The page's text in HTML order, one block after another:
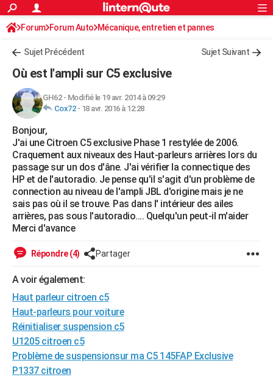
ACTUALITÉS
Politique
Société
Faits Divers
Education
Monde
Villes
+
FINANCE
Retraite
Impôts
Epargne
Immobilier
Risques naturels par ville
Banque
Assurance
Crédit
AUTO
Essais
Réserver un essai
Citadines
Berlines
SUV
Forum auto
+HIGH-TECH
Mobiles
Meilleur smartphone
Internet
Ordinateurs
Jeux vidéo
Guide high-tech
+BRICOLAGE
Forum
Aménagement intérieur
Extérieur
Cuisine
Salle de bains
Jardinage
Rangement
WEEK-END
Guides de France
Escapades
Patrimoine
Expositions
Musées
Week-end nature
LIFESTYLE
Alimentation
Guide de la santé
Maladies
Médicaments
Sommeil
Destinations
City break
Voyage nature
Voyage de noces
Forum
Climat
+
GUIDES D'ACHAT
BONS PLANS
CARTE DE VOEUX
Rechercher
S'inscrire
Connexion
Forum Forum Auto Mécanique, entretien et pannes
Autoradio / Système embarqué, CB
Sujet Précédent Sujet Suivant
Où est l'ampli sur C5 exclusive
GH62- Modifié le 19 avr. 2014 à 09:29
Cox72- 18 avr. 2016 à 12:28
Bonjour,
J'ai une Citroen C5 exclusive Phase 1 restylée de 2006.
Craquement aux niveaux des Haut-parleurs arrières lors du
passage sur un dos d'âne. J'ai vérifier la connectique des
HP et de l'autoradio. Je pense qu'il s'agit d'un problème de
connection au niveau de l'ampli JBL d'origine mais je ne
sais pas où il se trouve. Pas dans l' intérieur des ailes
arrières, pas sous l'autoradio.... Quelqu'un peut-il m'aider
Merci d'avance
Répondre (4) Partager
A voir également:
Haut parleur citroen c5
Haut-parleurs pour voiture
Réinitialiser suspension c5
U1205 citroen c5
Problème de suspensionsur ma C5 145FAP Exclusive
P1337 citroen